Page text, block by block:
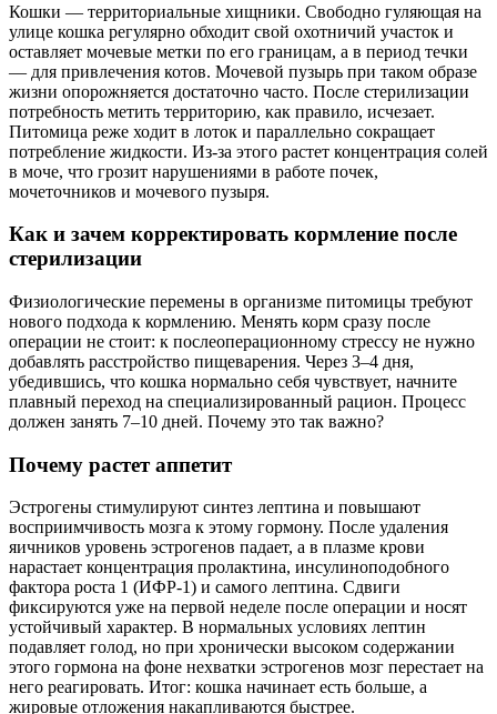
Кошки — территориальные хищники. Свободно гуляющая на
улице кошка регулярно обходит свой охотничий участок и
оставляет мочевые метки по его границам, а в период течки
— для привлечения котов. Мочевой пузырь при таком образе
жизни опорожняется достаточно часто. После стерилизации
потребность метить территорию, как правило, исчезает.
Питомица реже ходит в лоток и параллельно сокращает
потребление жидкости. Из-за этого растет концентрация солей
в моче, что грозит нарушениями в работе почек,
мочеточников и мочевого пузыря.
Как и зачем корректировать кормление после
стерилизации
Физиологические перемены в организме питомицы требуют
нового подхода к кормлению. Менять корм сразу после
операции не стоит: к послеоперационному стрессу не нужно
добавлять расстройство пищеварения. Через 3–4 дня,
убедившись, что кошка нормально себя чувствует, начните
плавный переход на специализированный рацион. Процесс
должен занять 7–10 дней. Почему это так важно?
Почему растет аппетит
Эстрогены стимулируют синтез лептина и повышают
восприимчивость мозга к этому гормону. После удаления
яичников уровень эстрогенов падает, а в плазме крови
нарастает концентрация пролактина, инсулиноподобного
фактора роста 1 (ИФР-1) и самого лептина. Сдвиги
фиксируются уже на первой неделе после операции и носят
устойчивый характер. В нормальных условиях лептин
подавляет голод, но при хронически высоком содержании
этого гормона на фоне нехватки эстрогенов мозг перестает на
него реагировать. Итог: кошка начинает есть больше, а
жировые отложения накапливаются быстрее.